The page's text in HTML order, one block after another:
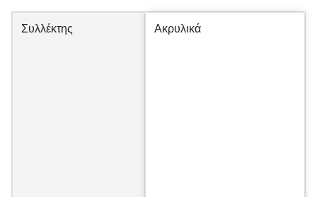
Συλλέκτης Ακρυλικά